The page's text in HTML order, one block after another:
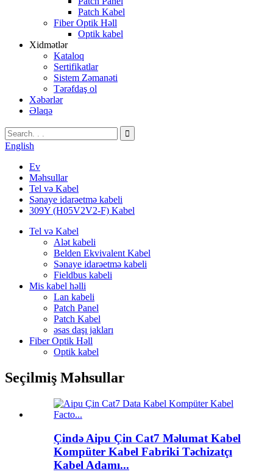
Patch Kabel
Fiber Optik Həll
Optik kabel
Xidmətlər
Kataloq
Sertifikatlar
Sistem Zəmanəti
Tərəfdaş ol
Xəbərlər
Əlaqə
English
Ev
Məhsullar
Tel və Kabel
Sənaye idarəetmə kabeli
309Y (H05V2V2-F) Kabel
Tel və Kabel
Alət kabeli
Belden Ekvivalent Kabel
Sənaye idarəetmə kabeli
Fieldbus kabeli
Mis kabel həlli
Lan kabeli
Patch Panel
Patch Kabel
əsas daşı jakları
Fiber Optik Həll
Optik kabel
Seçilmiş Məhsullar
Çində Aipu Çin Cat7 Məlumat Kabel
Kompüter Kabel Fabriki Təchizatçı
Kabel Adamı...